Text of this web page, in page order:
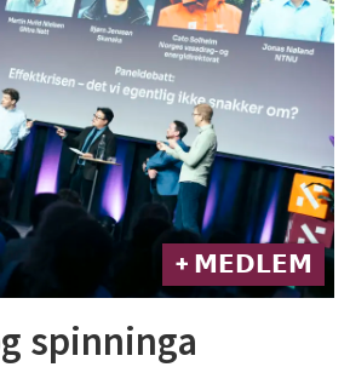
+ 𝗠𝗘𝗗𝗟𝗘𝗠
spinninga